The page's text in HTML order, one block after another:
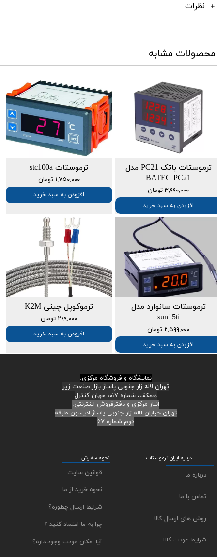
نظرات
محصولات مشابه
ترموستات باتک PC21 مدل
BATEC PC21
۳,۹۹۰,۰۰۰ تومان
افزودن به سبد خرید
ترموستات stc100a
۱,۷۵۰,۰۰۰ تومان
افزودن به سبد خرید
ترموستات سانوارد مدل
sun15ti
۲,۵۹۹,۰۰۰ تومان
افزودن به سبد خرید
ترموکوپل چینی K2M
۲۹۹,۰۰۰ تومان
افزودن به سبد خرید
نمایشگاه و فروشگاه مرکزی:
تهران لاله زار جنوبی پاساژ بازار صنعت زیر
همکف، شماره ۷\۰، جهان کنترل
انبار مرکزی و دفترفروش اینترنتی:
تهران خیابان لاله زار جنوبی پاساژ ادیسون طبقه
دوم شماره ۶۷
نحوه سفارش
قوانین سایت
نحوه خرید از ما
شرایط ارسال چطوره؟
چرا به ما اعتماد کنید ؟
آیا امکان عودت وجود داره؟
درباره ایران ترموستات
درباره ما
تماس با ما
روش های ارسال کالا
شرایط عودت کالا